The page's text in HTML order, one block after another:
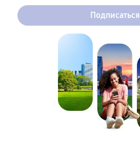
Подписаться